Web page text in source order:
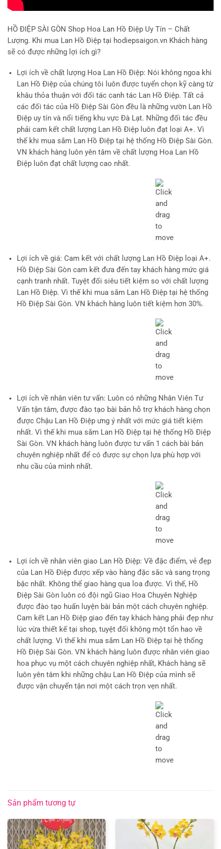
HỒ ĐIỆP SÀI GÒN Shop Hoa Lan Hồ Điệp Uy Tín – Chất
Lượng. Khi mua Lan Hồ Điệp tại hodiepsaigon.vn Khách hàng
sẽ có được những lợi ích gì?
Lợi ích về chất lượng Hoa Lan Hồ Điệp: Nói không ngoa khi
Lan Hồ Điệp của chúng tôi luôn được tuyển chọn kỹ càng từ
khâu thỏa thuận với đối tác canh tác Lan Hồ Điệp. Tất cả
các đối tác của Hồ Điệp Sài Gòn đều là những vườn Lan Hồ
Điệp uy tín và nổi tiếng khu vực Đà Lạt. Những đối tác đều
phải cam kết chất lượng Lan Hồ Điệp luôn đạt loại A+. Vì
thế khi mua sắm Lan Hồ Điệp tại hệ thống Hồ Điệp Sài Gòn.
VN khách hàng luôn yên tâm về chất lượng Hoa Lan Hồ
Điệp luôn đạt chất lượng cao nhất.
Lợi ích về giá: Cam kết với chất lượng Lan Hồ Điệp loại A+.
Hồ Điệp Sài Gòn cam kết đưa đến tay khách hàng mức giá
cạnh tranh nhất. Tuyệt đối siêu tiết kiệm so với chất lượng
Lan Hồ Điệp. Vì thế khi mua sắm Lan Hồ Điệp tại hệ thống
Hồ Điệp Sài Gòn. VN khách hàng luôn tiết kiệm hơn 30%.
Lợi ích về nhân viên tư vấn: Luôn có những Nhân Viên Tư
Vấn tận tâm, được đào tạo bài bản hỗ trợ khách hàng chọn
được Chậu Lan Hồ Điệp ưng ý nhất với mức giá tiết kiệm
nhất. Vì thế khi mua sắm Lan Hồ Điệp tại hệ thống Hồ Điệp
Sài Gòn. VN khách hàng luôn được tư vấn 1 cách bài bản
chuyên nghiệp nhất để có được sự chọn lựa phù hợp với
nhu cầu của mình nhất.
Lợi ích về nhân viên giao Lan Hồ Điệp: Về đặc điểm, vẻ đẹp
của Lan Hồ Điệp được xếp vào hàng đặc sắc và sang trọng
bậc nhất. Không thể giao hàng qua loa được. Vì thế, Hồ
Điệp Sài Gòn luôn có đội ngũ Giao Hoa Chuyên Nghiệp
được đào tạo huấn luyện bài bản một cách chuyên nghiệp.
Cam kết Lan Hồ Điệp giao đến tay khách hàng phải đẹp như
lúc vừa thiết kế tại shop, tuyệt đối không một tổn hao về
chất lượng. Vì thế khi mua sắm Lan Hồ Điệp tại hệ thống
Hồ Điệp Sài Gòn. VN khách hàng luôn được nhân viên giao
hoa phục vụ một cách chuyên nghiệp nhất, Khách hàng sẽ
luôn yên tâm khi những chậu Lan Hồ Điệp của mình sẽ
được vận chuyển tận nơi một cách trọn vẹn nhất.
Sản phẩm tương tự